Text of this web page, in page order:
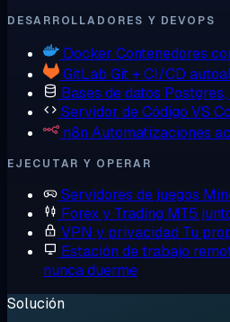
DESARROLLADORES Y DEVOPS
Docker Contenedores
GitLab Git + CI/CD
Bases de datos
Servidor de Código VS
n8n Automatizaciones
EJECUTAR Y OPERAR
Servidores de juegos
Forex y Trading MT5
VPN y privacidad Tu
Estación de trabajo
nunca duerme
Solución